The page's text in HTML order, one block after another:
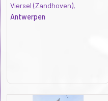
Viersel (Zandhoven),
Antwerpen